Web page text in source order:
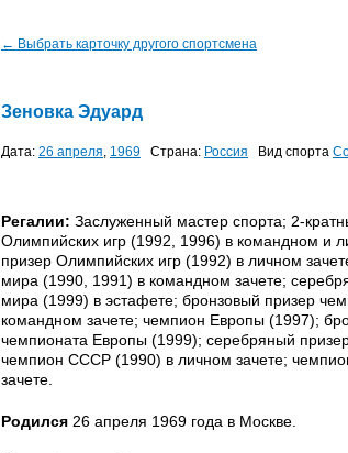
← Выбрать карточку другого спортсмена
Зеновка Эдуард
Дата: 26 апреля, 1969 Страна: Россия Вид спорта
Регалии: Заслуженный мастер спорта; 2-
Олимпийских игр (1992, 1996) в командном и
призер Олимпийских игр (1992) в личном
мира (1990, 1991) в командном зачете;
мира (1999) в эстафете; бронзовый призер
командном зачете; чемпион Европы (1997);
чемпионата Европы (1999); серебряный
чемпион СССР (1990) в личном зачете;
зачете.
Родился 26 апреля 1969 года в Москве.